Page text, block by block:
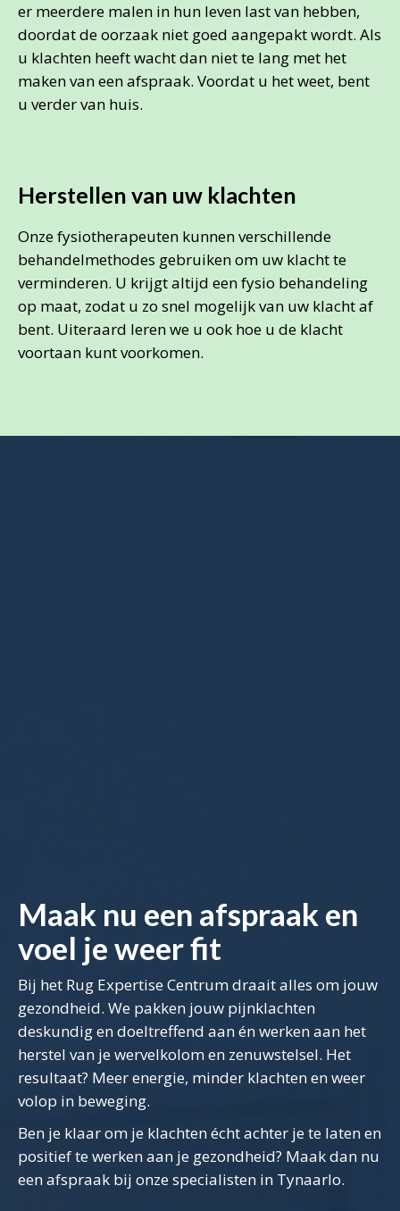
er meerdere malen in hun leven last van hebben,
doordat de oorzaak niet goed aangepakt wordt. Als
u klachten heeft wacht dan niet te lang met het
maken van een afspraak. Voordat u het weet, bent
u verder van huis.
Herstellen van uw klachten
Onze fysiotherapeuten kunnen verschillende
behandelmethodes gebruiken om uw klacht te
verminderen. U krijgt altijd een fysio behandeling
op maat, zodat u zo snel mogelijk van uw klacht af
bent. Uiteraard leren we u ook hoe u de klacht
voortaan kunt voorkomen.
Maak nu een afspraak en
voel je weer fit
Bij het Rug Expertise Centrum draait alles om jouw
gezondheid. We pakken jouw pijnklachten
deskundig en doeltreffend aan én werken aan het
herstel van je wervelkolom en zenuwstelsel. Het
resultaat? Meer energie, minder klachten en weer
volop in beweging.
Ben je klaar om je klachten écht achter je te laten en
positief te werken aan je gezondheid? Maak dan nu
een afspraak bij onze specialisten in Tynaarlo.